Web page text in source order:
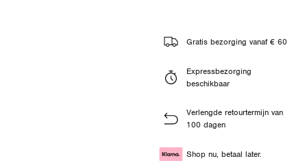
Gratis bezorging vanaf € 60
Expressbezorging
beschikbaar
Verlengde retourtermijn van
100 dagen
Shop nu, betaal later.